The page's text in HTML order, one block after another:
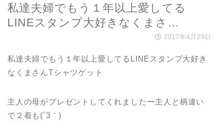
私達夫婦でもう１年以上愛してる
LINEスタンプ大好きなくまさ…
2017年4月29日
私達夫婦でもう１年以上愛してるLINEスタンプ大好き
なくまさんTシャツゲット
主人の母がプレゼントしてくれましたー主人と柄違い
で２着も(´3｀)